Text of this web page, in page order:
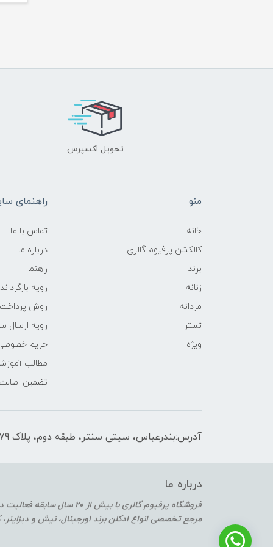
تحویل اکسپرس
منو
خانه
کالکشن پرفیوم گالری
برند
زنانه
مردانه
تستر
ویژه
راهنمای
تماس با ما
درباره ما
راهنما
رویه‌
روش پرداخت
رویه ارسال
حریم
مطالب
تضمین اصالت
آدرس:بندرعباس، سیتی سنتر، طبقه دوم، پلاک F2-179
درباره ما
فروشگاه پرفیوم گالری با بیش از 20 سال سابقه فعالیت در حوزه عطر و ادکلن
مرجع تخصصی انواع ادکلن برند اورجینال، نیش و